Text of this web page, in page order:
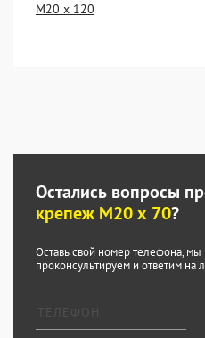
М20 х 120
Остались вопросы
крепеж М20 х 70?
Оставь свой номер телефона, мы
проконсультируем и ответим